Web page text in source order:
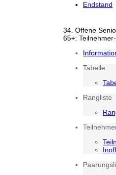
Endstand
34. Offene
65+:
Tabelle
Rangliste